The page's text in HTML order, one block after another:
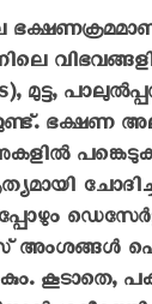
മുട്ട,
ഭക്ഷണ
അംശങ്ങൾ
കൂടാതെ,